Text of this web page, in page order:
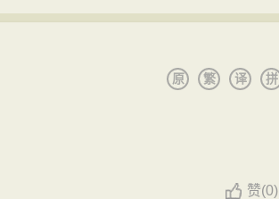
拼
译
繁
原
赞(0)